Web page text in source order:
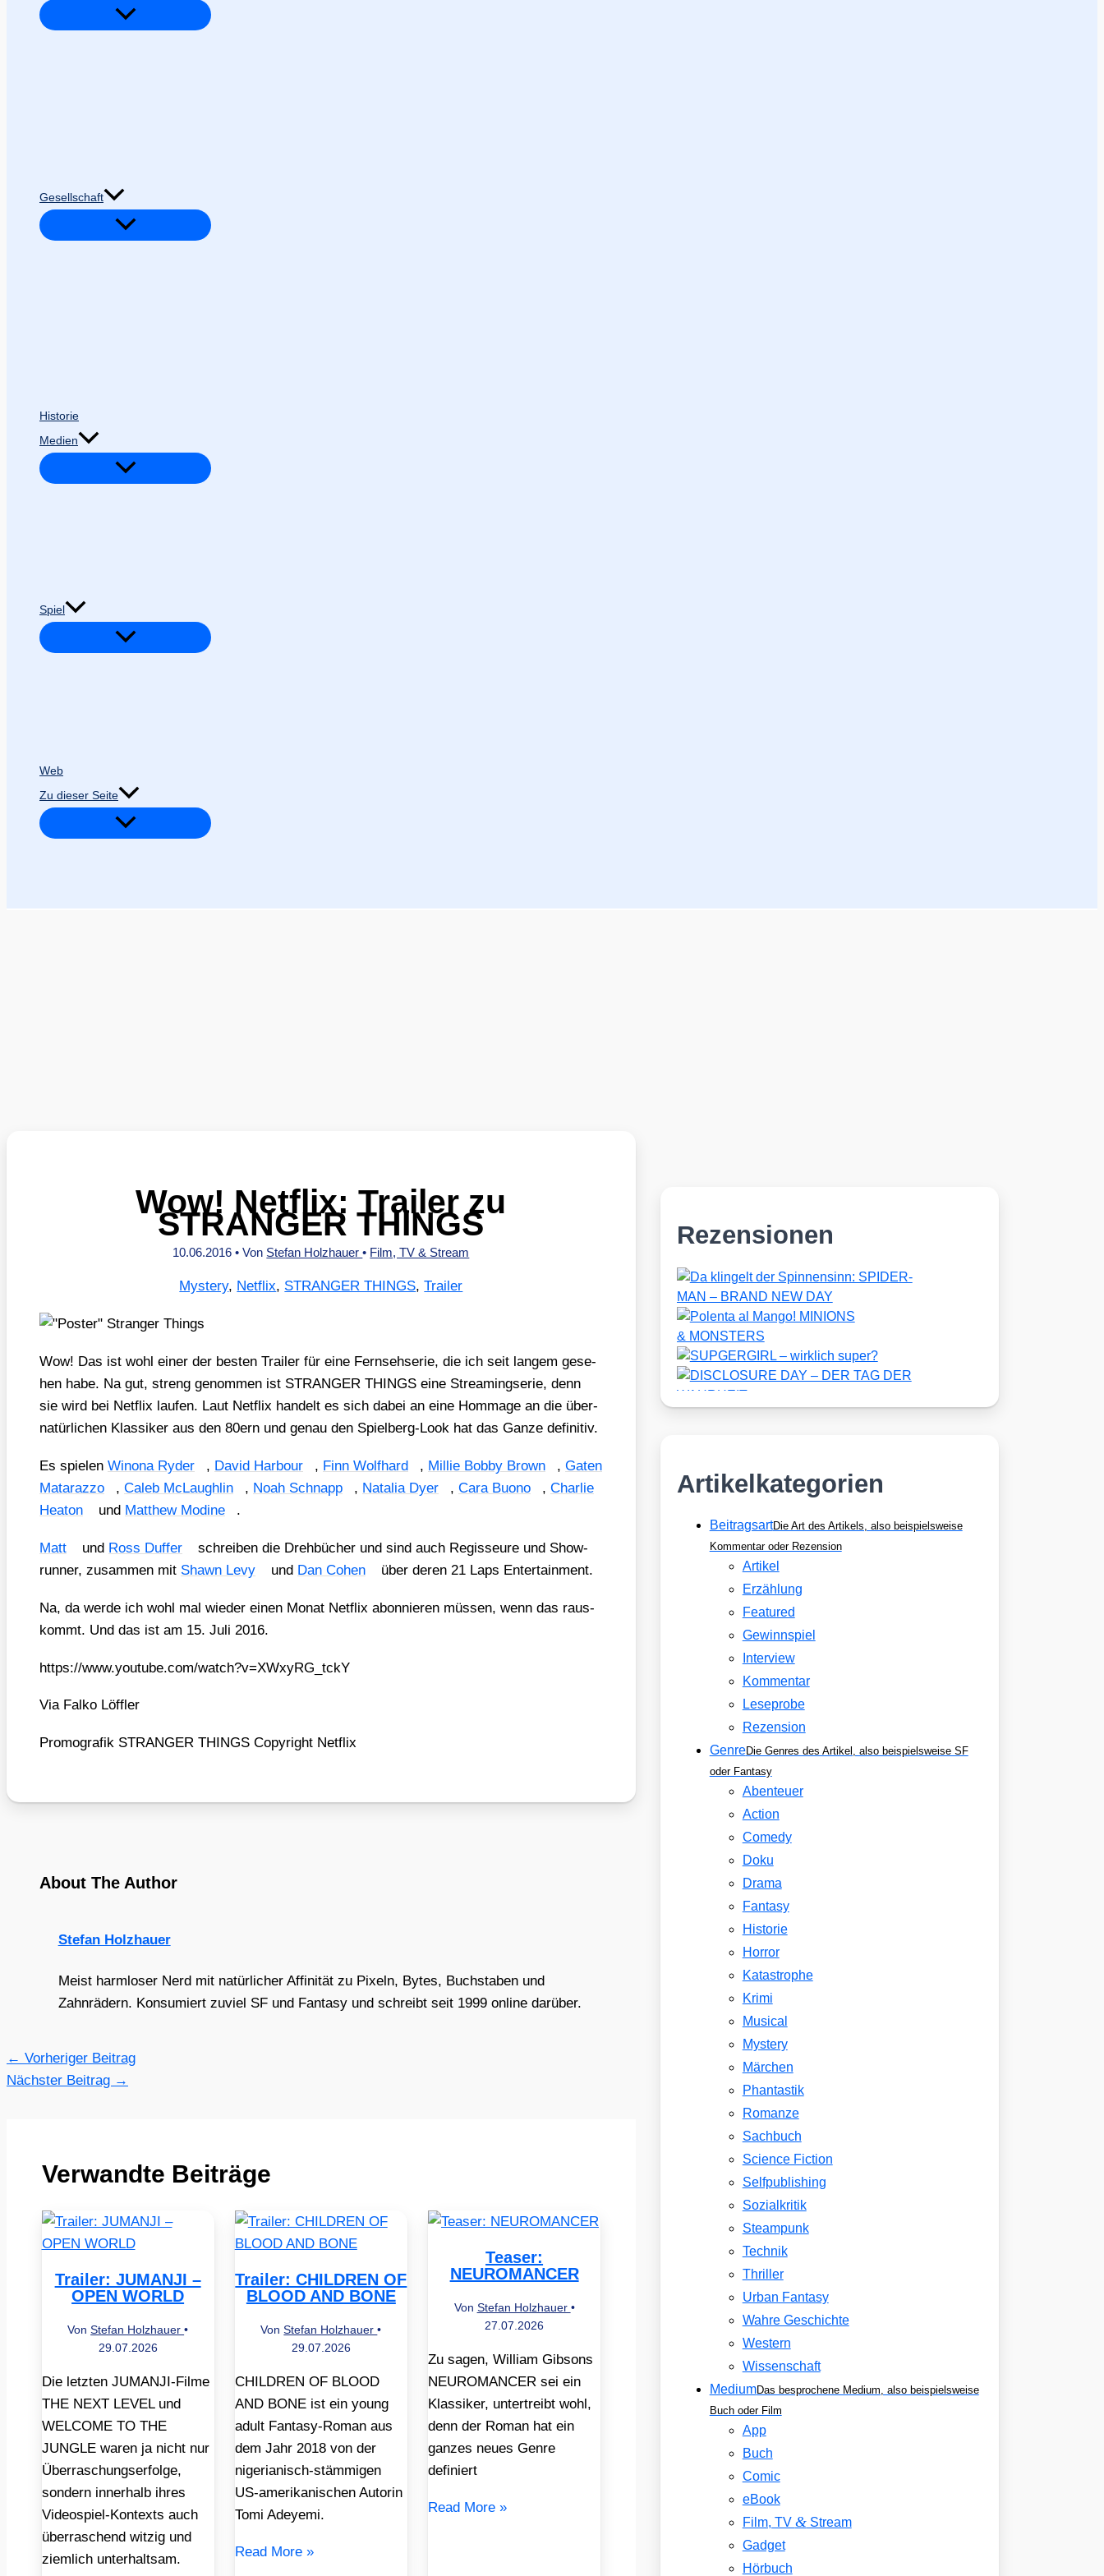
Gesellschaft
Historie
Medien
Spiel
Web
Zu dieser Seite
Wow! Netflix: Trailer zu
STRANGER THINGS
10.06.2016• Von Stefan Holzhauer• Film, TV & Stream
Mystery, Netflix, STRANGER THINGS,Trailer
Wow! Das ist wohl einer der bes­ten Trai­ler für eine Fern­seh­se­rie, die ich seit lan­gem gese­
hen habe. Na gut, streng genom­men ist STRANGER THINGS eine Strea­ming­se­rie, denn
sie wird bei Net­flix lau­fen. Laut Net­flix han­delt es sich dabei an eine Hom­mage an die über­
na­tür­li­chen Klas­si­ker aus den 80ern und genau den Spiel­berg-Look hat das Gan­ze defi­ni­tiv.
Es spie­len Wino­na Ryder , David Har­bour , Finn Wolf­hard , Mil­lie Bob­by Brown , Gaten
Mat­a­raz­zo
, Caleb McLaugh­lin , Noah Schnapp , Nata­lia Dyer , Cara Buo­no , Char­lie
Hea­ton
und Matthew Modi­ne .
Matt und Ross Duf­fer
schrei­ben die Dreh­bü­cher und sind auch Regis­seu­re und Show­
run­ner, zusam­men mit Shawn Levy und Dan Cohen über deren 21 Laps Enter­tain­ment.
Na, da wer­de ich wohl mal wie­der einen Monat Net­flix abon­nie­ren müs­sen, wenn das raus­
kommt. Und das ist am 15. Juli 2016.
https://​www​.you​tube​.com/​w​a​t​c​h​?​v​=​X​W​x​y​R​G​_​t​ckY
Via Fal­ko Löff­ler
Pro­mo­gra­fik STRANGER THINGS Copy­right Net­flix
About The Author
Stefan Holzhauer
Meist harmloser Nerd mit natürlicher Affinität zu Pixeln, Bytes, Buchstaben und
Zahnrädern. Konsumiert zuviel SF und Fantasy und schreibt seit 1999 online darüber.
← Vorheriger Beitrag
Nächster Beitrag →
Verwandte Beiträge
Trailer: JUMANJI –
OPEN WORLD
VonStefan Holzhauer•
29.07.2026
Die letzten JUMANJI-Filme
THE NEXT LEVEL und
WELCOME TO THE
JUNGLE waren ja nicht nur
Überraschungserfolge,
sondern innerhalb ihres
Videospiel-Kontexts auch
überraschend witzig und
ziemlich unterhaltsam.
Trailer: CHILDREN OF
BLOOD AND BONE
VonStefan Holzhauer•
29.07.2026
CHILDREN OF BLOOD
AND BONE ist ein young
adult Fantasy-Roman aus
dem Jahr 2018 von der
nigerianisch-stämmigen
US-amerikanischen Autorin
Tomi Adeyemi.
Read More »
Teaser:
NEUROMANCER
Von Stefan Holzhauer •
27.07.2026
Zu sagen, William Gibsons
NEUROMANCER sei ein
Klassiker, untertreibt wohl,
denn der Roman hat ein
ganzes neues Genre
definiert
Read More »
Rezensionen
Artikelkategorien
BeitragsartDie Art des Artikels, also beispielsweise
Kommentar oder Rezension
Artikel
Erzählung
Featured
Gewinnspiel
Interview
Kommentar
Leseprobe
Rezension
GenreDie Genres des Artikel, also beispielsweise SF
oder Fantasy
Abenteuer
Action
Comedy
Doku
Drama
Fantasy
Historie
Horror
Katastrophe
Krimi
Musical
Mystery
Märchen
Phantastik
Romanze
Sachbuch
Science Fiction
Selfpublishing
Sozialkritik
Steampunk
Technik
Thriller
Urban Fantasy
Wahre Geschichte
Western
Wissenschaft
MediumDas besprochene Medium, also beispielsweise
Buch oder Film
App
Buch
Comic
eBook
Film, TV &Stream
Gadget
Hörbuch